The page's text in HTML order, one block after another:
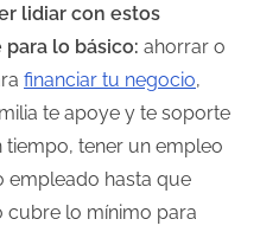
lidiar con estos
lo básico: ahorrar o
financiar tu negocio,
te apoye y te soporte
tener un empleo
empleado hasta que
cubre lo mínimo para